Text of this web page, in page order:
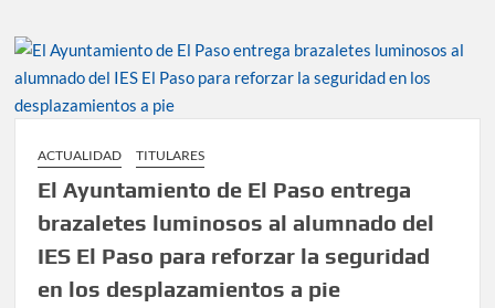
ACTUALIDAD TITULARES
El Ayuntamiento de El Paso entrega
brazaletes luminosos al alumnado del
IES El Paso para reforzar la seguridad
en los desplazamientos a pie